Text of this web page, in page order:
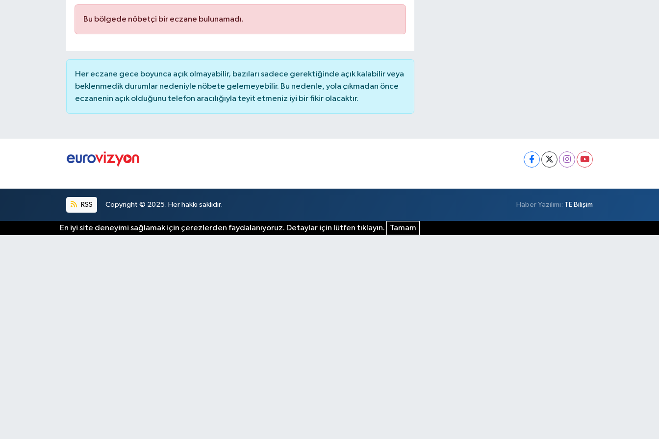
Bu bölgede nöbetçi bir eczane bulunamadı.
Her eczane gece boyunca açık olmayabilir, bazıları sadece gerektiğinde açık kalabilir veya
beklenmedik durumlar nedeniyle nöbete gelemeyebilir. Bu nedenle, yola çıkmadan önce
eczanenin açık olduğunu telefon aracılığıyla teyit etmeniz iyi bir fikir olacaktır.
RSS Copyright © 2025. Her hakkı saklıdır. Haber Yazılımı: TE Bilişim
En iyi site deneyimi sağlamak için çerezlerden faydalanıyoruz. Detaylar için lütfen tıklayın. Tamam